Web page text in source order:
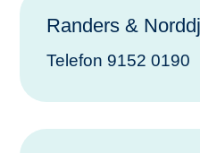
Randers &
Telefon 9152 0190